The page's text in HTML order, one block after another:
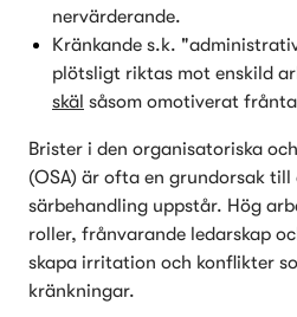
nervärderande.
Kränkande s.k.
plötsligt riktas mot enskild
skäl såsom omotiverat
Brister i den organisatoriska
(OSA) är ofta en grundorsak
särbehandling uppstår. Hög
roller, frånvarande ledarskap
skapa irritation och konflikter
kränkningar.